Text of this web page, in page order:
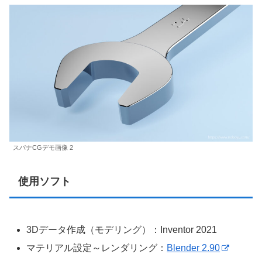
スパナCGデモ画像 2
使用ソフト
3Dデータ作成（モデリング）：Inventor 2021
マテリアル設定～レンダリング： Blender 2.90